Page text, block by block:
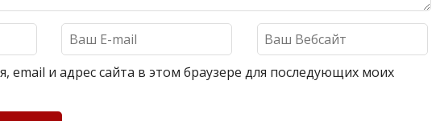
email и адрес сайта в этом браузере для последующих моих